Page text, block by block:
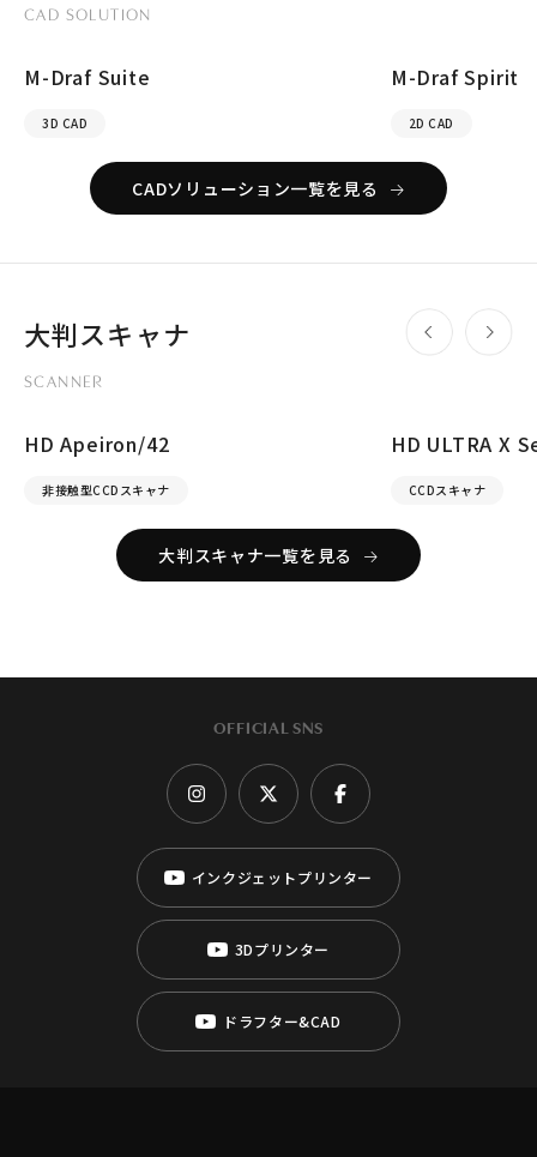
CAD SOLUTION
M-Draf Suite
3D CAD
M-Draf Spirit
2D CAD
CADソリューション一覧を見る
大判スキャナ
SCANNER
HD Apeiron/42
非接触型CCDスキャナ
HD ULTRA X
CCDスキャナ
大判スキャナ一覧を見る
OFFICIAL SNS
インクジェットプリンター
3Dプリンター
ドラフター&CAD